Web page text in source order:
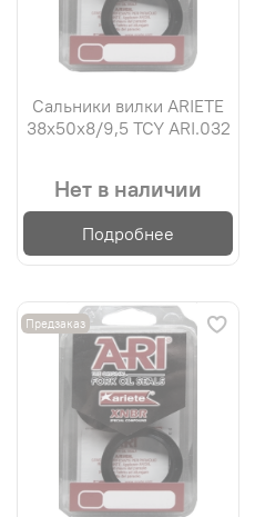
Сальники вилки ARIETE
38х50х8/9,5 TCY ARI.032
Нет в наличии
Подробнее
Предзаказ